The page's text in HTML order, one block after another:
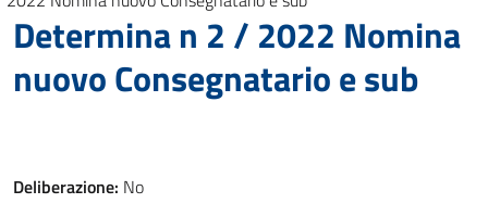
Determina n 2 / 2022 Nomina
nuovo Consegnatario e sub
Deliberazione: No